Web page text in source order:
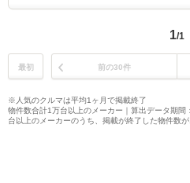
止装置
1/1
最初 前の30件
※人気のクルマは平均1ヶ月で掲載終了
物件数合計1万台以上のメーカー｜算出データ期
台以上のメーカーのうち、掲載が終了した物件数